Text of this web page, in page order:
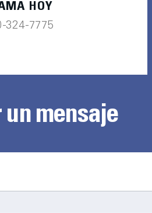
HOY
324-7775
un mensaje